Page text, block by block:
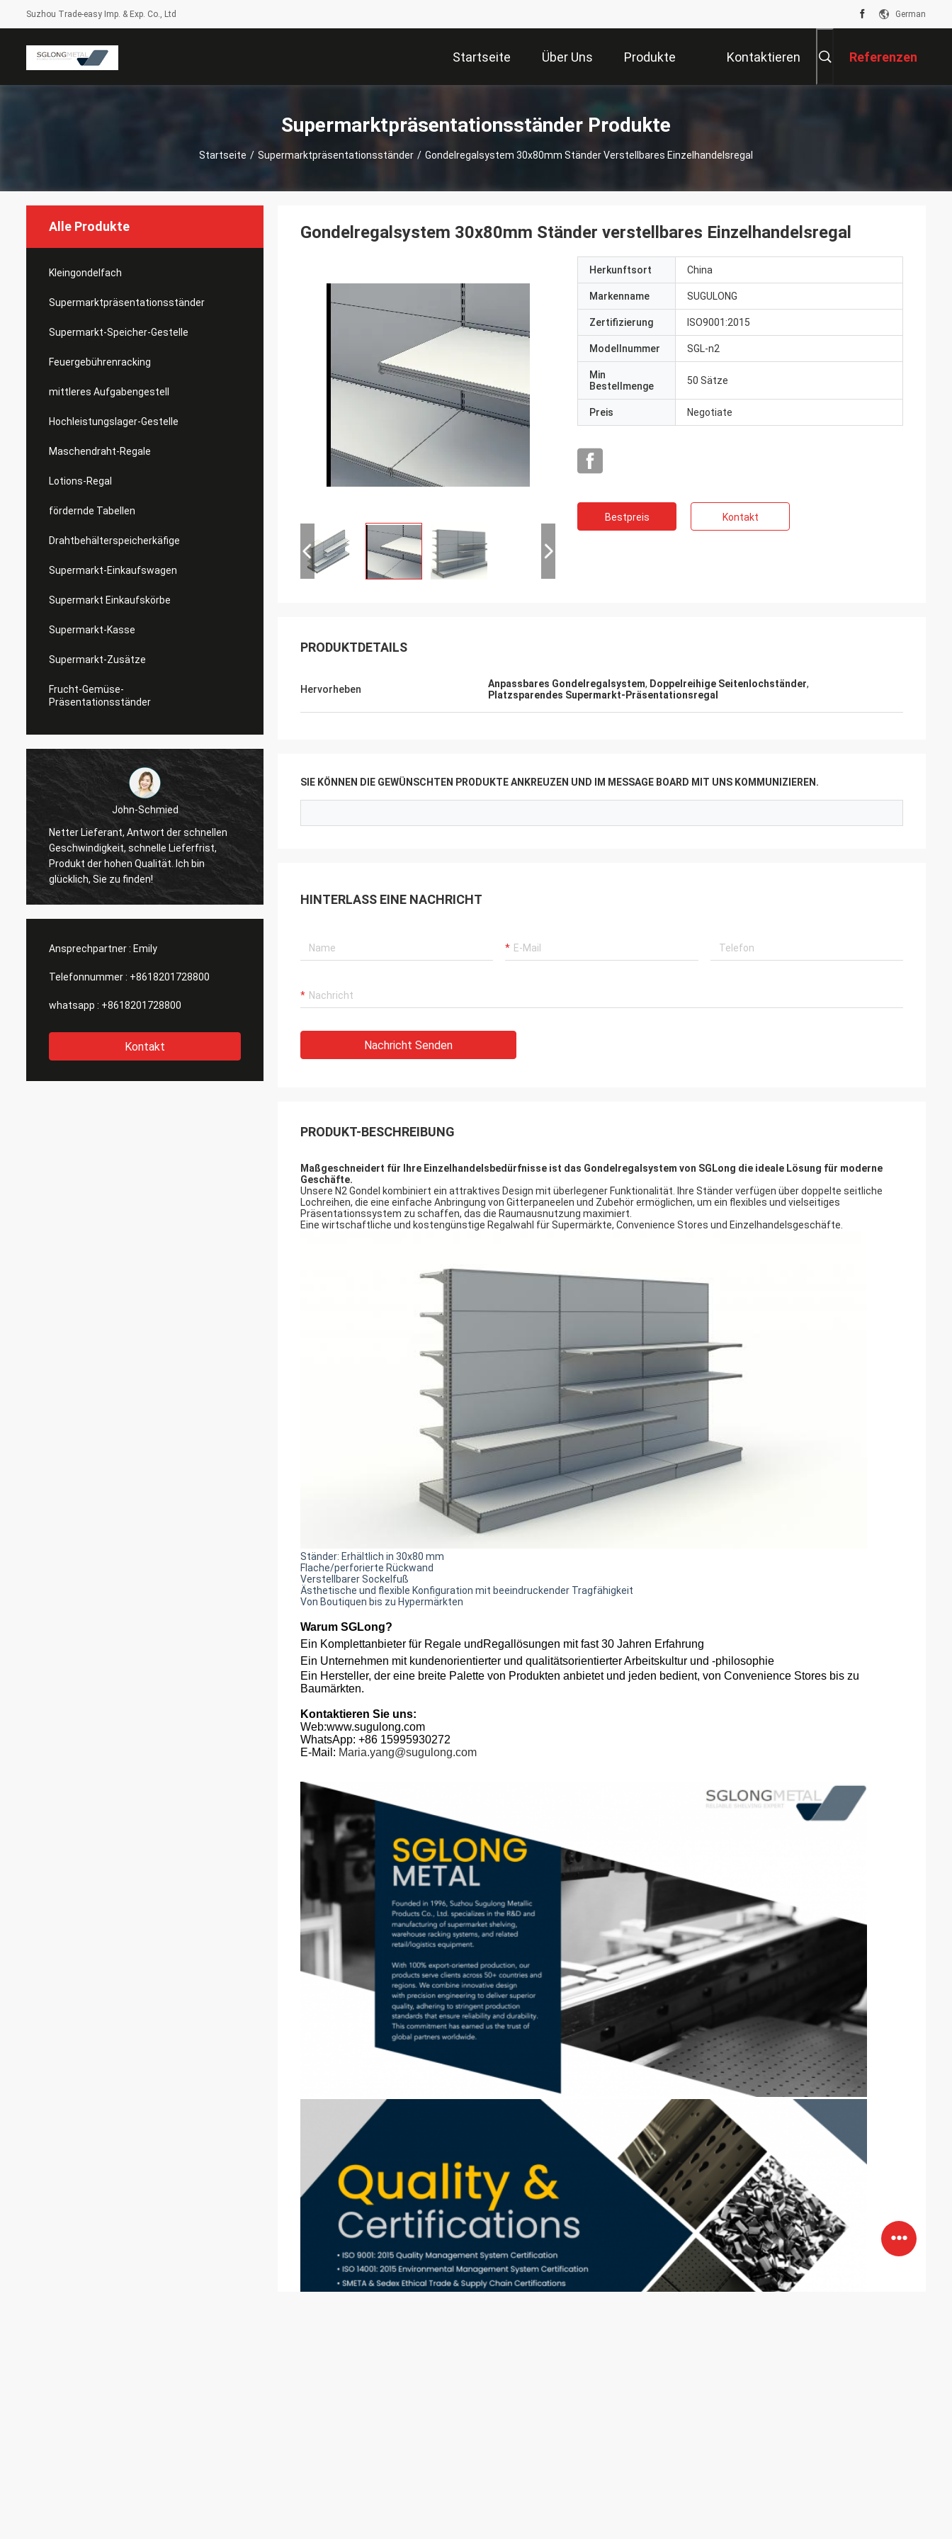
Suzhou Trade-easy Imp. & Exp. Co., Ltd German
Startseite Über Uns Produkte Kontaktieren Referenzen
Supermarktpräsentationsständer Produkte
Startseite / Supermarktpräsentationsständer / Gondelregalsystem 30x80mm Ständer Verstellbares Einzelhandelsregal
Alle Produkte
Kleingondelfach
Supermarktpräsentationsständer
Supermarkt-Speicher-Gestelle
Feuergebührenracking
mittleres Aufgabengestell
Hochleistungslager-Gestelle
Maschendraht-Regale
Lotions-Regal
fördernde Tabellen
Drahtbehälterspeicherkäfige
Supermarkt-Einkaufswagen
Supermarkt Einkaufskörbe
Supermarkt-Kasse
Supermarkt-Zusätze
Frucht-Gemüse-
Präsentationsständer
John-Schmied
Netter Lieferant, Antwort der schnellen
Geschwindigkeit, schnelle Lieferfrist,
Produkt der hohen Qualität. Ich bin
glücklich, Sie zu finden!
Ansprechpartner : Emily
Telefonnummer : +8618201728800
whatsapp : +8618201728800
Kontakt
Gondelregalsystem 30x80mm Ständer verstellbares Einzelhandelsregal
Herkunftsort China
Markenname SUGULONG
Zertifizierung ISO9001:2015
Modellnummer SGL-n2
Min
Bestellmenge
50 Sätze
Preis Negotiate
Bestpreis Kontakt
PRODUKTDETAILS
Hervorheben Anpassbares Gondelregalsystem, Doppelreihige Seitenlochständer,
Platzsparendes Supermarkt-Präsentationsregal
SIE KÖNNEN DIE GEWÜNSCHTEN PRODUKTE ANKREUZEN UND IM MESSAGE BOARD MIT UNS KOMMUNIZIEREN.
HINTERLASS EINE NACHRICHT
Nachricht Senden
PRODUKT-BESCHREIBUNG
Maßgeschneidert für Ihre Einzelhandelsbedürfnisse ist das Gondelregalsystem von SGLong die ideale Lösung für moderne
Geschäfte.
Unsere N2 Gondel kombiniert ein attraktives Design mit überlegener Funktionalität. Ihre Ständer verfügen über doppelte seitliche
Lochreihen, die eine einfache Anbringung von Gitterpaneelen und Zubehör ermöglichen, um ein flexibles und vielseitiges
Präsentationssystem zu schaffen, das die Raumausnutzung maximiert.
Eine wirtschaftliche und kostengünstige Regalwahl für Supermärkte, Convenience Stores und Einzelhandelsgeschäfte.
Ständer: Erhältlich in 30x80 mm
Flache/perforierte Rückwand
Verstellbarer Sockelfuß
Ästhetische und flexible Konfiguration mit beeindruckender Tragfähigkeit
Von Boutiquen bis zu Hypermärkten
Warum SGLong?
Ein Komplettanbieter für Regale und Regallösungen mit fast 30 Jahren Erfahrung
Ein Unternehmen mit kundenorientierter und qualitätsorientierter Arbeitskultur und -philosophie
Ein Hersteller, der eine breite Palette von Produkten anbietet und jeden bedient, von Convenience Stores bis zu
Baumärkten.
Kontaktieren Sie uns:
Web:www.sugulong.com
WhatsApp: +86 15995930272
E-Mail: Maria.yang@sugulong.com